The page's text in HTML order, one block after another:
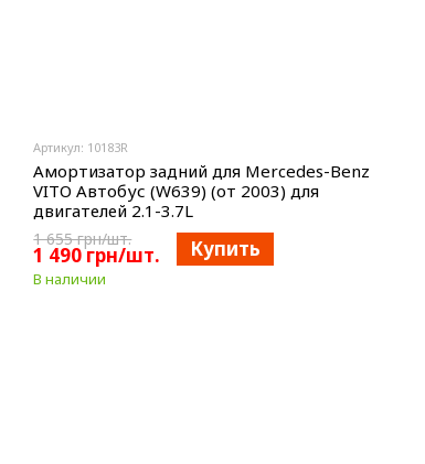
Артикул: 10183R
Амортизатор задний для Mercedes-Benz
VITO Автобус (W639) (от 2003) для
двигателей 2.1-3.7L
1 655 грн/шт.
1 490 грн/шт. Купить
В наличии